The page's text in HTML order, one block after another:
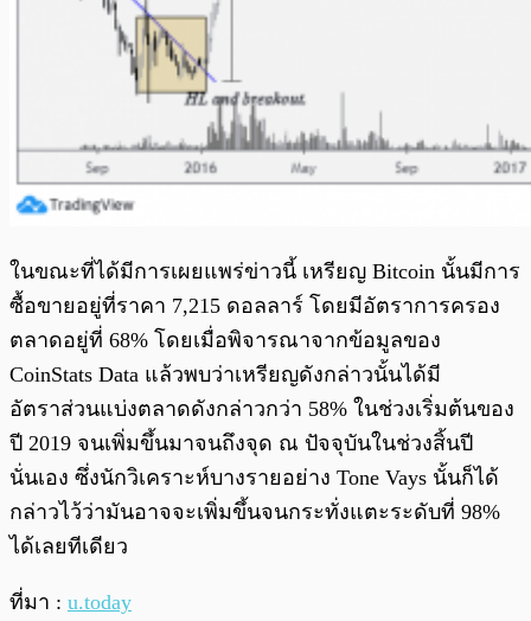
ในขณะที่ได้มีการเผยแพร่ข่าวนี้ เหรียญ Bitcoin นั้นมีการ
ซื้อขายอยู่ที่ราคา 7,215 ดอลลาร์ โดยมีอัตราการครอง
ตลาดอยู่ที่ 68% โดยเมื่อพิจารณาจากข้อมูลของ
CoinStats Data แล้วพบว่าเหรียญดังกล่าวนั้นได้มี
อัตราส่วนแบ่งตลาดดังกล่าวกว่า 58% ในช่วงเริ่มต้นของ
ปี 2019 จนเพิ่มขึ้นมาจนถึงจุด ณ ​ปัจจุบันในช่วงสิ้นปี
นั่นเอง ซึ่งนักวิเคราะห์บางรายอย่าง Tone Vays นั้นก็ได้
กล่าวไว้ว่ามันอาจจะเพิ่มขึ้นจนกระทั่งแตะระดับที่ 98%
ได้เลยทีเดียว
ที่มา : u.today